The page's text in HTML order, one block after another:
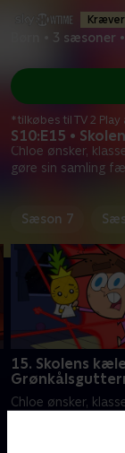
3 sæsoner •
S10:E15 •
Chloe ønsker,
gøre sin samling
*tilkøbes til TV 2
Sæson 7
15. Skolens
Chloe ønsker,